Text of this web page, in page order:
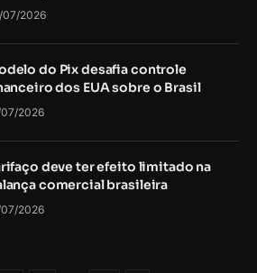
07/2026
do Pix desafia controle
dos EUA sobre o Brasil
07/2026
deve ter efeito limitado na
comercial brasileira
07/2026